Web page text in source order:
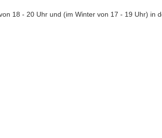
18 - 20 Uhr und (im Winter von 17 - 19 Uhr) in